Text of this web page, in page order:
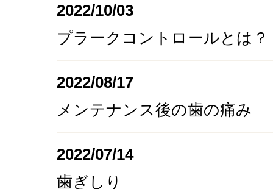
2022/10/03
プラークコントロールとは？
2022/08/17
メンテナンス後の歯の痛み
2022/07/14
歯ぎしり